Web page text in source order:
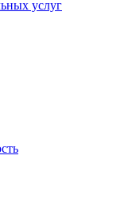
услуг